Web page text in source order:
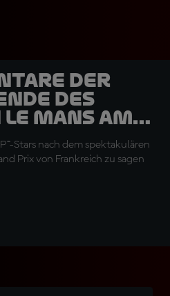
der
des
Mans am
Stars nach dem spektakulären
Prix von Frankreich zu sagen